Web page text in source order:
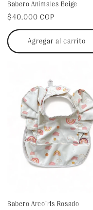
Babero Animales Beige
Precio
habitual
$40.000 COP
Agregar al carrito
Babero Arcoiris Rosado